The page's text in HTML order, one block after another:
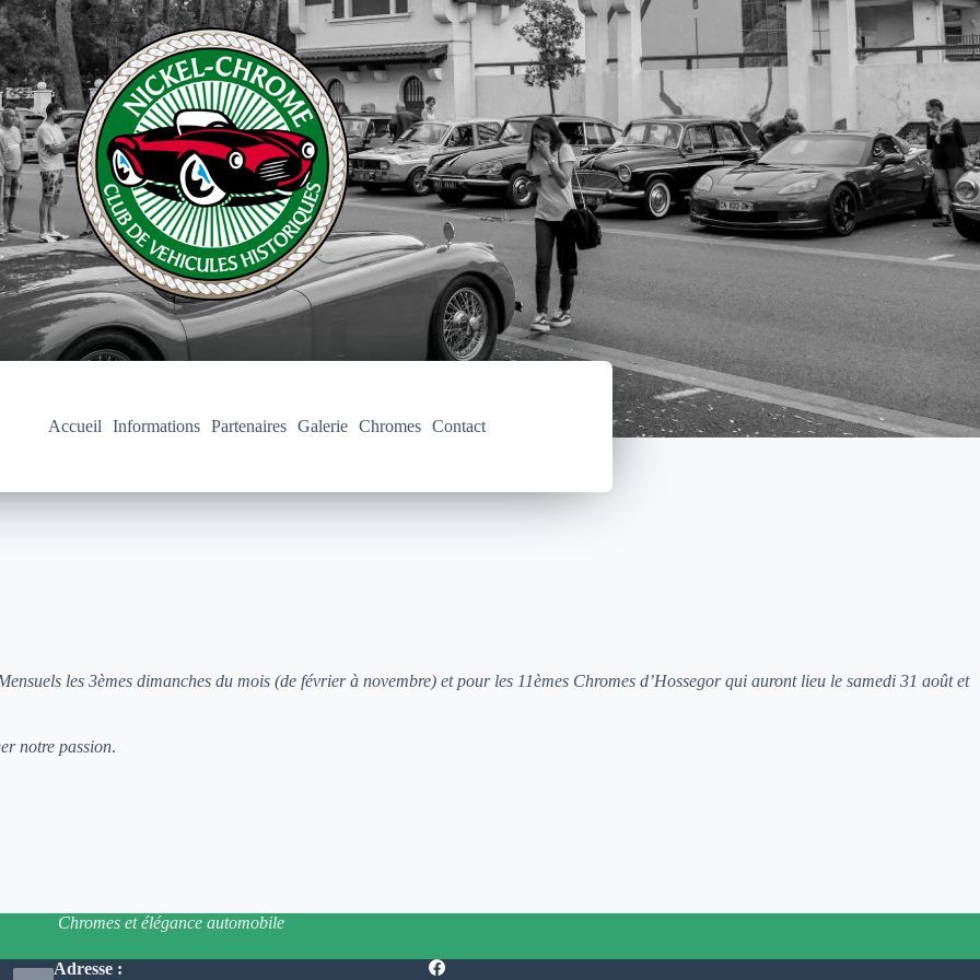
Accueil Informations Partenaires Galerie Chromes Contact
les 3èmes dimanches du mois (de février à novembre) et pour les 11èmes Chromes d’Hossegor qui auront lieu le samedi 31 août et
notre passion.
Chromes et élégance automobile
Adresse :